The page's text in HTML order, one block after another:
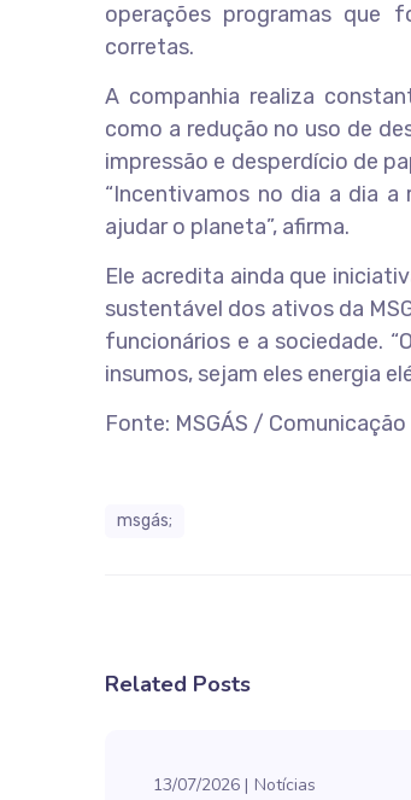
operações programas que
corretas.
A companhia realiza
como a redução no uso de
impressão e desperdício de
“Incentivamos no dia a dia
ajudar o planeta”, afirma.
Ele acredita ainda que
sustentável dos ativos da
funcionários e a sociedade.
insumos, sejam eles energia
Fonte: MSGÁS / Comunicação
msgás;
Related Posts
13/07/2026 Notícias